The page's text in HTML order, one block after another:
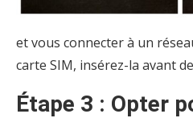
et vous connecter à un
carte SIM, insérez-la avant
Étape 3 : Opter